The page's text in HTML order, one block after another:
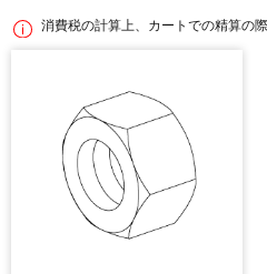
消費税の計算上、カートでの精算の